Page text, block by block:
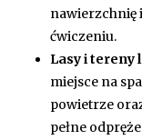
nawierzchnię
ćwiczeniu.
Lasy i tereny
miejsce na
powietrze
pełne